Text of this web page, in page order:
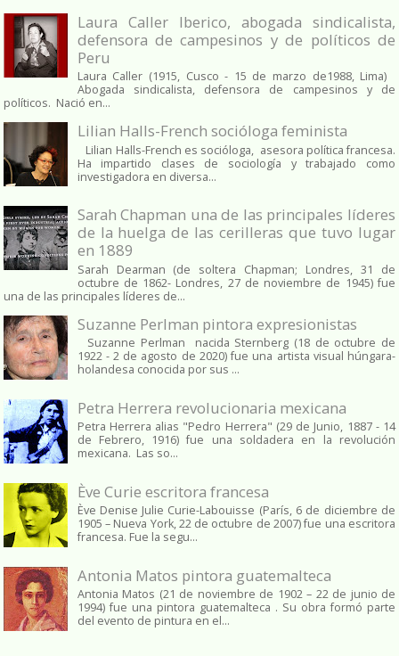
Laura Caller Iberico, abogada sindicalista,
defensora de campesinos y de políticos de
Peru
Laura Caller (1915, Cusco - 15 de marzo de1988, Lima)
Abogada sindicalista, defensora de campesinos y de
políticos. Nació en...
Lilian Halls-French socióloga feminista
Lilian Halls-French es socióloga, asesora política francesa.
Ha impartido clases de sociología y trabajado como
investigadora en diversa...
Sarah Chapman una de las principales líderes
de la huelga de las cerilleras que tuvo lugar
en 1889
Sarah Dearman (de soltera Chapman; Londres, 31 de
octubre de 1862​- Londres, 27 de noviembre de 1945)​ fue
una de las principales líderes de...
Suzanne Perlman pintora expresionistas
Suzanne Perlman nacida Sternberg (18 de octubre de
1922 - 2 de agosto de 2020) fue una artista visual húngara-
holandesa conocida por sus ...
Petra Herrera revolucionaria mexicana
Petra Herrera alias "Pedro Herrera" (29 de Junio, 1887 - 14
de Febrero, 1916) fue una soldadera en la revolución
mexicana. Las so...
Ève Curie escritora francesa
Ève Denise Julie Curie-Labouisse (París, 6 de diciembre de
1905 – Nueva York, 22 de octubre de 2007) fue una escritora
francesa. Fue la segu...
Antonia Matos pintora guatemalteca
Antonia Matos (21 de noviembre de 1902 – 22 de junio de
1994) fue una pintora guatemalteca . Su obra formó parte
del evento de pintura en el...